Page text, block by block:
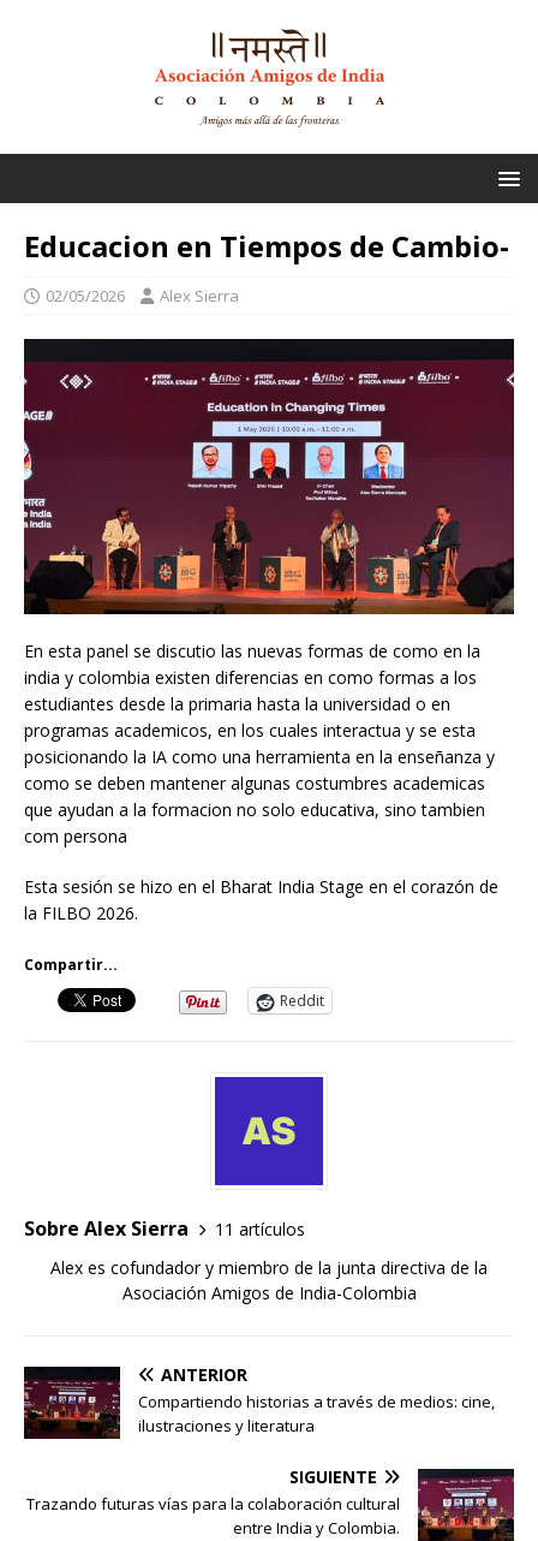
Educacion en Tiempos de Cambio-
02/05/2026 Alex Sierra
En esta panel se discutio las nuevas formas de como en la
india y colombia existen diferencias en como formas a los
estudiantes desde la primaria hasta la universidad o en
programas academicos, en los cuales interactua y se esta
posicionando la IA como una herramienta en la enseñanza y
como se deben mantener algunas costumbres academicas
que ayudan a la formacion no solo educativa, sino tambien
com persona
Esta sesión se hizo en el Bharat India Stage en el corazón de
la FILBO 2026.
Compartir...
Reddit
Sobre Alex Sierra
11 artículos
Alex es cofundador y miembro de la junta directiva de la
Asociación Amigos de India-Colombia
ANTERIOR
Compartiendo historias a través de medios: cine,
ilustraciones y literatura
SIGUIENTE
Trazando futuras vías para la colaboración cultural
entre India y Colombia.